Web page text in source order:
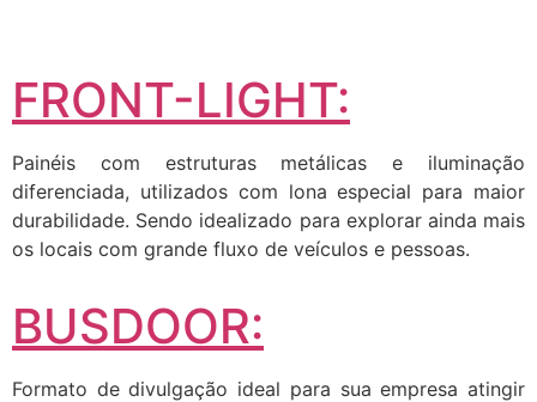
FRONT-LIGHT:
Painéis com estruturas metálicas e iluminação
diferenciada, utilizados com lona especial para maior
durabilidade. Sendo idealizado para explorar ainda mais
os locais com grande fluxo de veículos e pessoas.
BUSDOOR:
Formato de divulgação ideal para sua empresa atingir